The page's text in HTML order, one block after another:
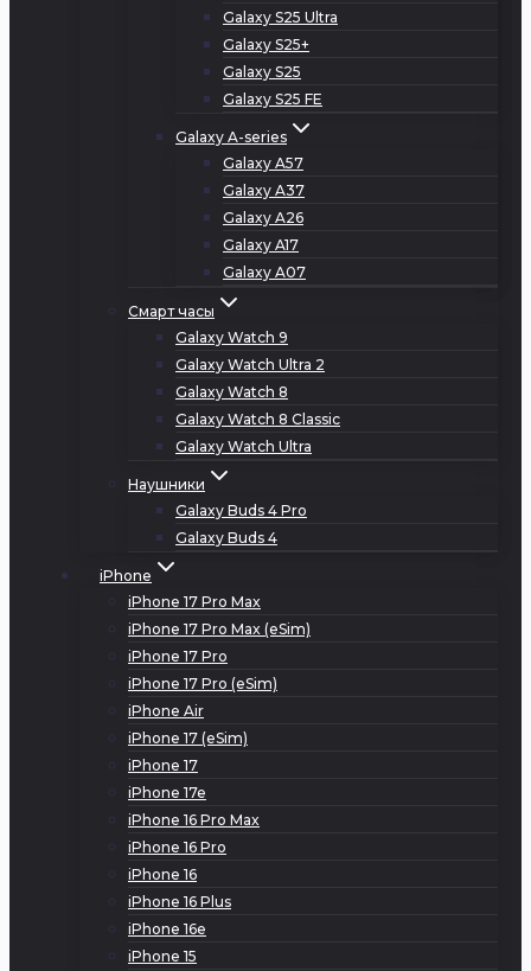
Galaxy S25 Ultra
Galaxy S25+
Galaxy S25
Galaxy S25 FE
Galaxy A-series
Galaxy A57
Galaxy A37
Galaxy A26
Galaxy A17
Galaxy A07
Смарт часы
Galaxy Watch 9
Galaxy Watch Ultra 2
Galaxy Watch 8
Galaxy Watch 8 Classic
Galaxy Watch Ultra
Наушники
Galaxy Buds 4 Pro
Galaxy Buds 4
iPhone
iPhone 17 Pro Max
iPhone 17 Pro Max (eSim)
iPhone 17 Pro
iPhone 17 Pro (eSim)
iPhone Air
iPhone 17 (eSim)
iPhone 17
iPhone 17e
iPhone 16 Pro Max
iPhone 16 Pro
iPhone 16
iPhone 16 Plus
iPhone 16e
iPhone 15